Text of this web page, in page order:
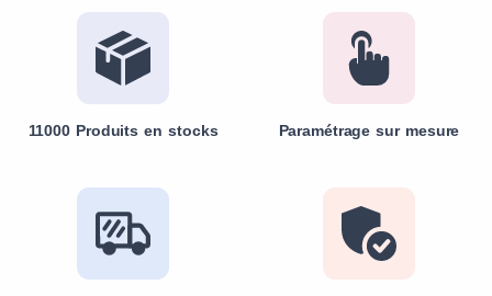
11000 Produits en stocks Paramétrage sur mesure